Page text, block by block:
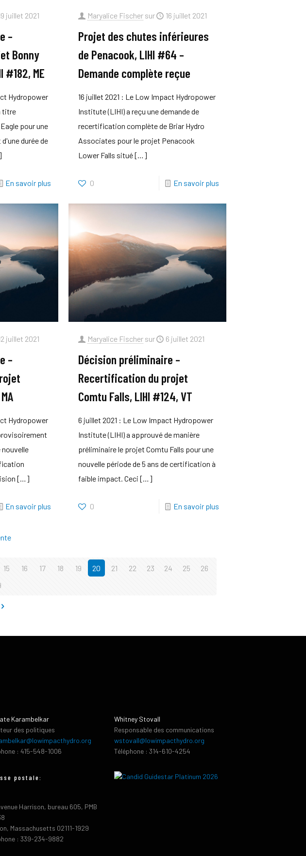
juillet 2021
–
Bonny
#182, ME
Hydropower
titre
pour une
durée de
En savoir plus
Maryalice Fischer sur 16 juillet 2021
Projet des chutes inférieures
de Penacook, LIHI #64 –
Demande complète reçue
16 juillet 2021 : Le Low Impact Hydropower
Institute (LIHI) a reçu une demande de
recertification complète de Briar Hydro
Associates pour le projet Penacook
Lower Falls situé[…]
0 En savoir plus
juillet 2021
–
Hydropower
[…]
En savoir plus
Maryalice Fischer sur 6 juillet 2021
Décision préliminaire –
Recertification du projet
Comtu Falls, LIHI #124, VT
6 juillet 2021 : Le Low Impact Hydropower
Institute (LIHI) a approuvé de manière
préliminaire le projet Comtu Falls pour une
nouvelle période de 5 ans de certification à
faible impact. Ceci […]
0 En savoir plus
15 16 17 18 19 20 21 22 23 24 25
26
Karambelkar
des politiques
: 415-548-1006
postale:
Harrison, bureau 605, PMB
Massachusetts 02111-1929
: 339-234-9882
Whitney Stovall
Responsable des communications
wstovall@lowimpacthydro.org
Téléphone : 314-610-4254